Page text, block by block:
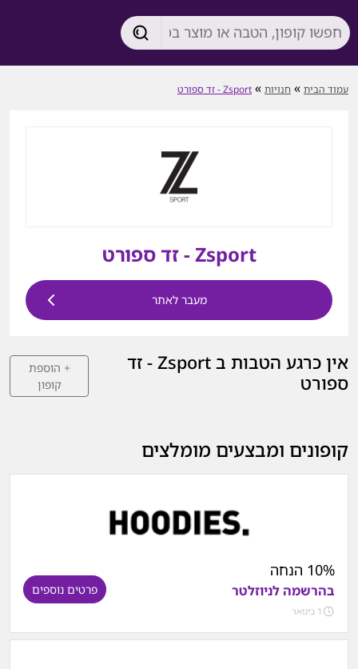
עמוד הבית » חנויות » Zsport - זד ספורט
Zsport - זד ספורט
מעבר לאתר
אין כרגע הטבות ב Zsport - זד
ספורט
+ הוספת
קופון
קופונים ומבצעים מומלצים
10% הנחה
בהרשמה לניוזלטר
1 בינואר
פרטים נוספים